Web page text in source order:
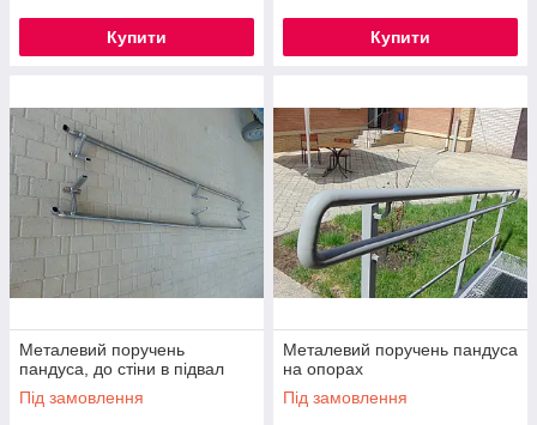
Купити Купити
Металевий поручень
пандуса, до стіни в підвал
Під замовлення
Металевий поручень пандуса
на опорах
Під замовлення